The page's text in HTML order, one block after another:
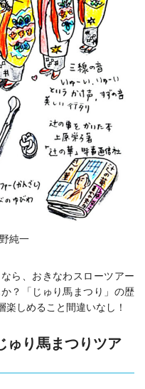
純一
ら、おきなわスローツアー
？「じゅり馬まつり」の歴
しめること間違いなし！
ゅり馬まつりツア